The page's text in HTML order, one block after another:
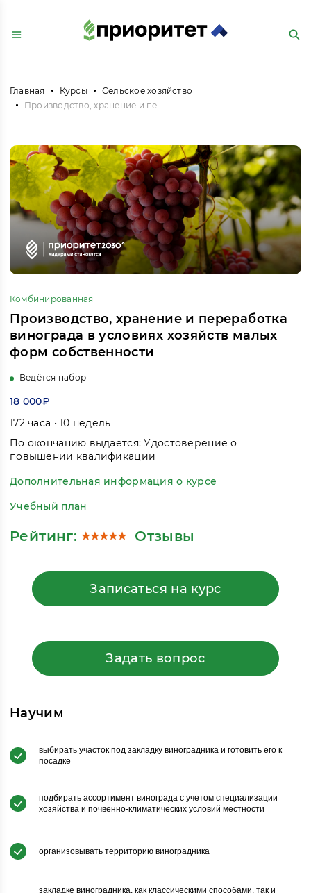
Главная Курсы
Сельское хозяйство
Производство, хранение и переработка винограда в условиях хозяйств малых форм собственности
Комбинированная
Производство, хранение и переработка
винограда в условиях хозяйств малых
форм собственности
Ведётся набор
18 000₽
172 часа • 10 недель
По окончанию выдается: Удостоверение о
повышении квалификации
Дополнительная информация о курсе
Учебный план
Рейтинг: Отзывы
Записаться на курс
Задать вопрос
Научим
выбирать участок под закладку виноградника и готовить его к
посадке
подбирать ассортимент винограда с учетом специализации
хозяйства и почвенно-климатических условий местности
организовывать территорию виноградника
закладке виноградника, как классическими способами, так и